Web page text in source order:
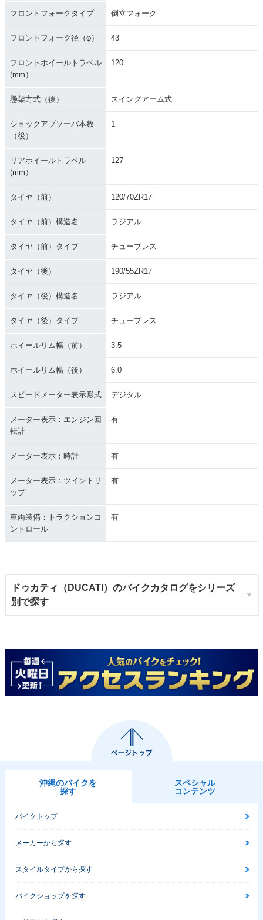
フロントフォークタイプ 倒立フォーク
フロントフォーク径（φ） 43
フロントホイールトラベル
(mm）
120
懸架方式（後） スイングアーム式
ショックアブソーバ本数
（後）
1
リアホイールトラベル
(mm）
127
タイヤ（前） 120/70ZR17
タイヤ（前）構造名 ラジアル
タイヤ（前）タイプ チューブレス
タイヤ（後） 190/55ZR17
タイヤ（後）構造名 ラジアル
タイヤ（後）タイプ チューブレス
ホイールリム幅（前） 3.5
ホイールリム幅（後） 6.0
スピードメーター表示形式 デジタル
メーター表示：エンジン回
転計
有
メーター表示：時計 有
メーター表示：ツイントリ
ップ
有
車両装備：トラクションコ
ントロール
有
ドゥカティ（DUCATI）のバイクカタログをシリーズ
別で探す
沖縄のバイクを
探す
スペシャル
コンテンツ
バイクトップ
メーカーから探す
スタイルタイプから探す
バイクショップを探す